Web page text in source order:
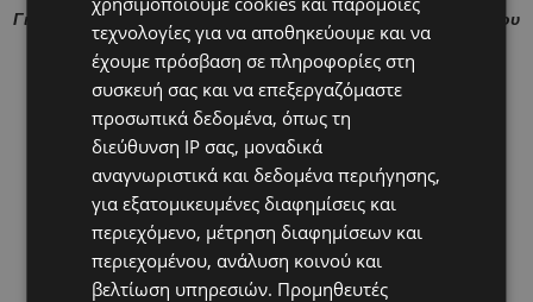
Γιατί, τελικά, οι μεγαλύτεροι αγωνιστές είναι συχνά εκείνοι που
ξεκινούν τη ζωή στο πιο μικρό τους μέγεθος.
τεχνολογίες για να αποθηκεύουμε και να
έχουμε πρόσβαση σε πληροφορίες στη
συσκευή σας και να επεξεργαζόμαστε
προσωπικά δεδομένα, όπως τη
διεύθυνση IP σας, μοναδικά
αναγνωριστικά και δεδομένα περιήγησης,
για εξατομικευμένες διαφημίσεις και
περιεχόμενο, μέτρηση διαφημίσεων και
περιεχομένου, ανάλυση κοινού και
βελτίωση υπηρεσιών. Προμηθευτές